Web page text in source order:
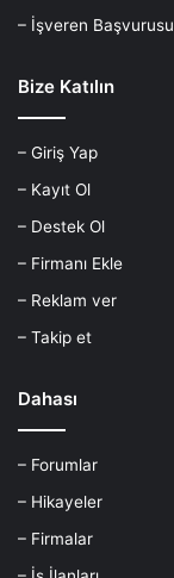
– İşveren Başvurusu
Bize Katılın
– Giriş Yap
– Kayıt Ol
– Destek Ol
– Firmanı Ekle
– Reklam ver
– Takip et
Dahası
– Forumlar
– Hikayeler
– Firmalar